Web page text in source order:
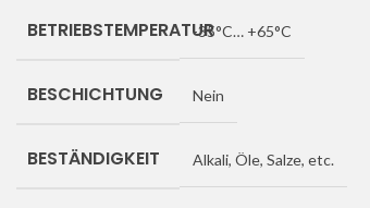
BETRIEBSTEMPERATUR-35°C… +65°C
BESCHICHTUNG Nein
BESTÄNDIGKEIT Alkali, Öle, Salze, etc.